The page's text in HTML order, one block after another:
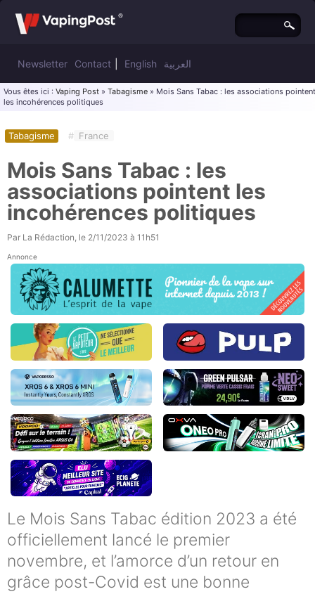
Newsletter Contact English العربية
Vous êtes ici : Vaping Post » Tabagisme » Mois Sans Tabac : les associations pointent
les incohérences politiques
Tabagisme # France
Mois Sans Tabac : les
associations pointent les
incohérences politiques
Par La Rédaction, le 2/11/2023 à 11h51
Annonce
Le Mois Sans Tabac édition 2023 a été
officiellement lancé le premier
novembre, et l’amorce d’un retour en
grâce post-Covid est une bonne